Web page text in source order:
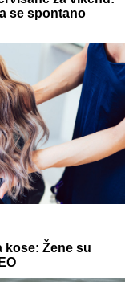
Extra. A ti? Saznaj